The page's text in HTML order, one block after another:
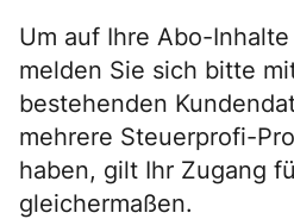
Um auf Ihre Abo-
melden Sie sich bitte
bestehenden
mehrere Steuerprofi-
haben, gilt Ihr Zugang
gleichermaßen.